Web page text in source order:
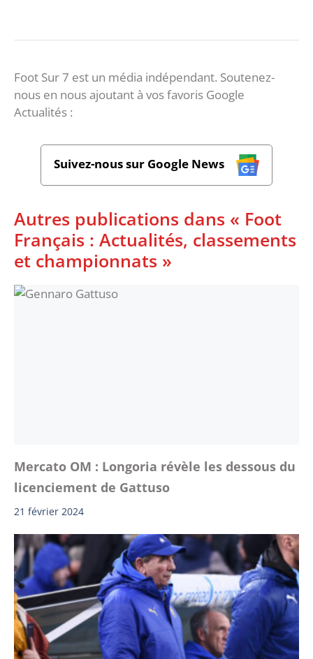
Foot Sur 7 est un média indépendant. Soutenez-
nous en nous ajoutant à vos favoris Google
Actualités :
Suivez-nous sur Google News
Autres publications dans « Foot
Français : Actualités, classements
et championnats »
Mercato OM : Longoria révèle les dessous du
licenciement de Gattuso
21 février 2024